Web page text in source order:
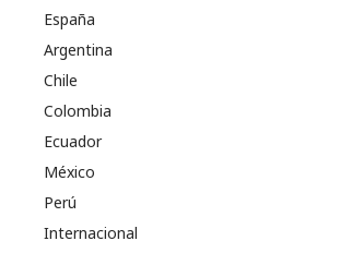
España
Argentina
Chile
Colombia
Ecuador
México
Perú
Internacional